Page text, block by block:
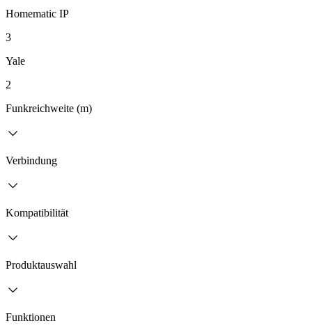
Homematic IP
3
Yale
2
Funkreichweite (m)
Verbindung
Kompatibilität
Produktauswahl
Funktionen